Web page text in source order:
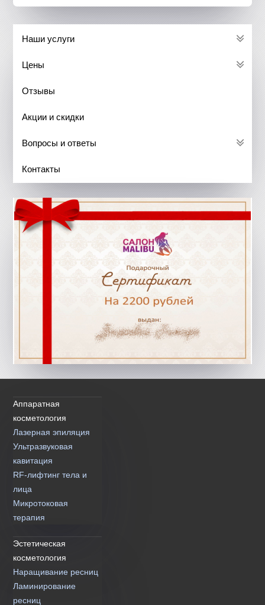
Наши услуги
Цены
Отзывы
Акции и скидки
Вопросы и ответы
Контакты
Аппаратная
косметология
Лазерная эпиляция
Ультразвуковая
кавитация
RF-лифтинг тела и
лица
Микротоковая
терапия
Эстетическая
косметология
Наращивание ресниц
Ламинирование
ресниц